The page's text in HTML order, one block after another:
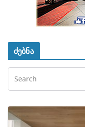
ძებნა